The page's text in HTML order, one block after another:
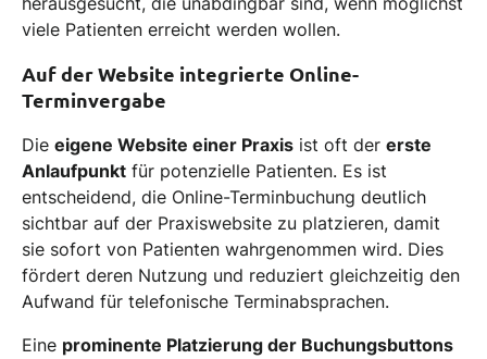
viele Patienten erreicht werden wollen.
Auf der Website integrierte Online-
Terminvergabe
Die eigene Website einer Praxis ist oft der erste
Anlaufpunkt für potenzielle Patienten. Es ist
entscheidend, die Online-Terminbuchung deutlich
sichtbar auf der Praxiswebsite zu platzieren, damit
sie sofort von Patienten wahrgenommen wird. Dies
fördert deren Nutzung und reduziert gleichzeitig den
Aufwand für telefonische Terminabsprachen.
Eine prominente Platzierung der Buchungsbuttons